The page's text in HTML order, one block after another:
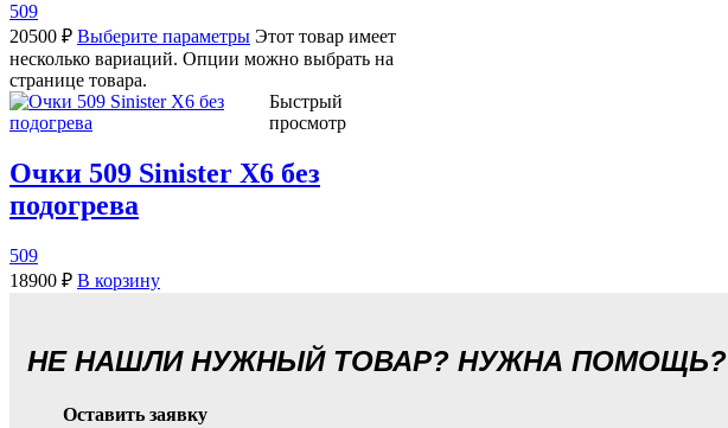
509
20500 ₽ Выберите параметры Этот товар имеет
несколько вариаций. Опции можно выбрать на
странице товара.
Быстрый
просмотр
Очки 509 Sinister X6 без
подогрева
509
18900 ₽ В корзину
НЕ НАШЛИ НУЖНЫЙ ТОВАР? НУЖНА ПОМОЩЬ?
Оставить заявку